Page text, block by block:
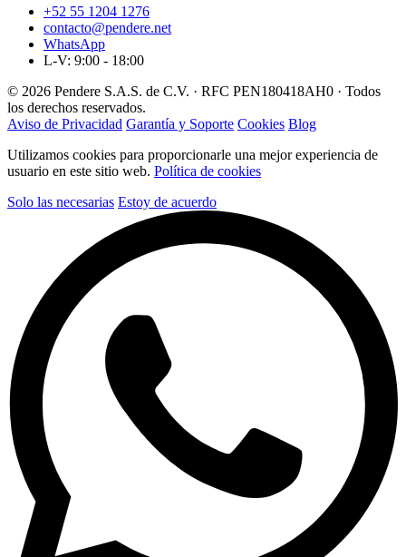
+52 55 1204 1276
contacto@pendere.net
WhatsApp
L-V: 9:00 - 18:00
© 2026 Pendere S.A.S. de C.V. · RFC PEN180418AH0 · Todos
los derechos reservados.
Aviso de Privacidad Garantía y Soporte Cookies Blog
Utilizamos cookies para proporcionarle una mejor experiencia de
usuario en este sitio web. Política de cookies
Solo las necesarias Estoy de acuerdo